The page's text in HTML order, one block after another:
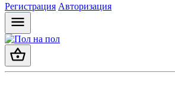
Регистрация Авторизация